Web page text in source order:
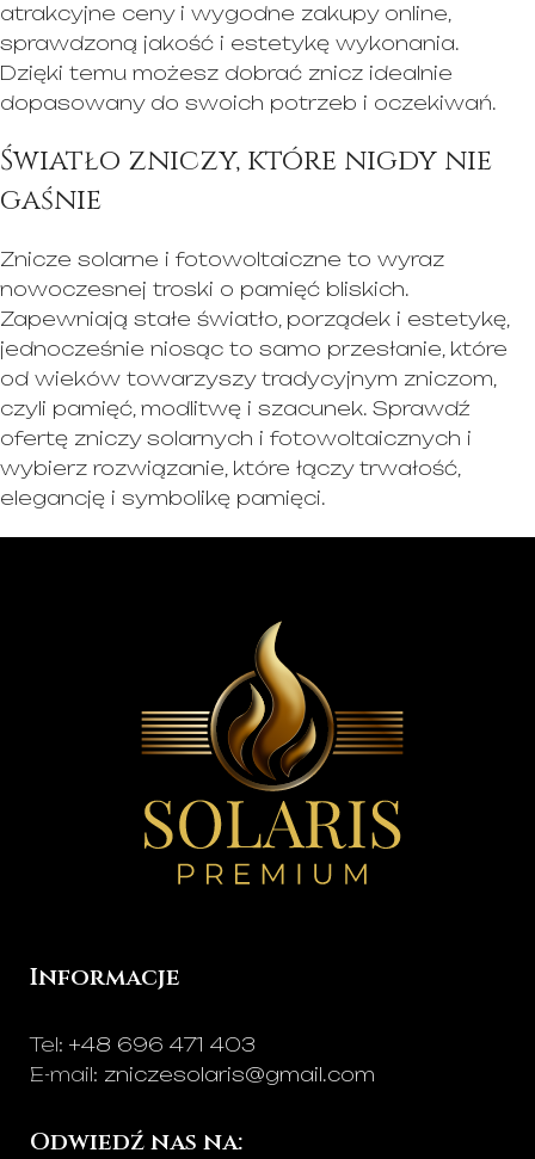
atrakcyjne ceny i wygodne zakupy online,
sprawdzoną jakość i estetykę wykonania.
Dzięki temu możesz dobrać znicz idealnie
dopasowany do swoich potrzeb i oczekiwań.
Światło zniczy, które nigdy nie
gaśnie
Znicze solarne i fotowoltaiczne to wyraz
nowoczesnej troski o pamięć bliskich.
Zapewniają stałe światło, porządek i estetykę,
jednocześnie niosąc to samo przesłanie, które
od wieków towarzyszy tradycyjnym zniczom,
czyli pamięć, modlitwę i szacunek. Sprawdź
ofertę zniczy solarnych i fotowoltaicznych i
wybierz rozwiązanie, które łączy trwałość,
elegancję i symbolikę pamięci.
Informacje
Tel: +48 696 471 403
E-mail: zniczesolaris@gmail.com
Odwiedź nas na: